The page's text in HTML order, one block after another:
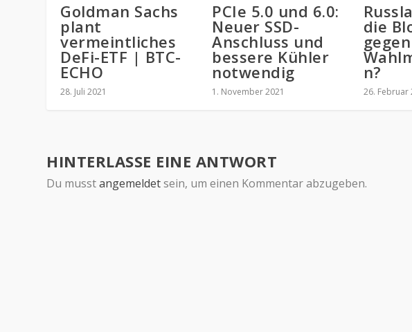
Goldman Sachs
plant
vermeintliches
DeFi-ETF | BTC-
ECHO
28. Juli 2021
PCIe 5.0 und 6.0:
Neuer SSD-
Anschluss und
bessere Kühler
notwendig
1. November 2021
die
gegen
n?
26. Februar
HINTERLASSE EINE ANTWORT
Du musstangemeldetsein, um einen Kommentar abzugeben.